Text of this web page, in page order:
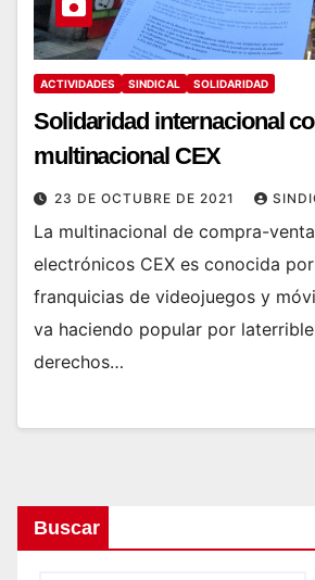
ACTIVIDADES SINDICAL SOLIDARIDAD
Solidaridad internacional
multinacional CEX
23 DE OCTUBRE DE 2021
La multinacional de compra-
electrónicos CEX es conocida
franquicias de videojuegos y
va haciendo popular por
derechos…
Buscar